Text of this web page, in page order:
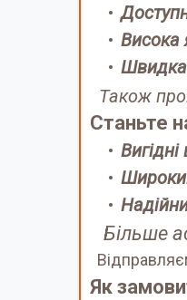
Висока
Швидка
Також
Станьте
Вигідні
Більше
Як